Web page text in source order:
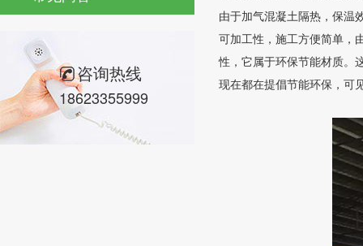
咨询热线
18623355999
由于加气混凝土隔热，保温
可加工性，施工方便简单，
性，它属于环保节能材质。
现在都在提倡节能环保，可